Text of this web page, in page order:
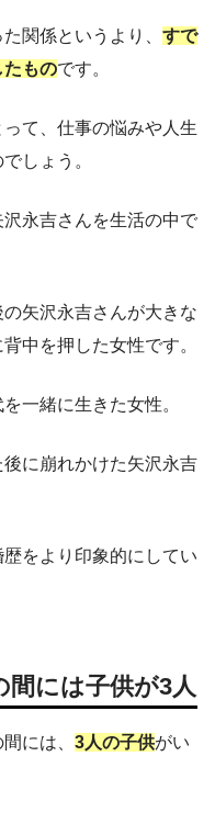
関係というより、 すで
たものです。
て、仕事の悩みや人生
しょう。
永吉さんを生活の中で
矢沢永吉さんが大きな
中を押した女性です。
一緒に生きた女性。
に崩れかけた矢沢永吉
をより印象的にしてい
間には子供が3人
には、 3人の子供がい